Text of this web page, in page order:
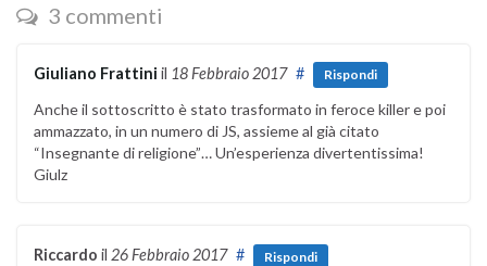
3 commenti
Giuliano Frattini il 18 Febbraio 2017 # Rispondi
Anche il sottoscritto è stato trasformato in feroce killer e poi
ammazzato, in un numero di JS, assieme al già citato
“Insegnante di religione”… Un’esperienza divertentissima!
Giulz
Riccardo il 26 Febbraio 2017 # Rispondi